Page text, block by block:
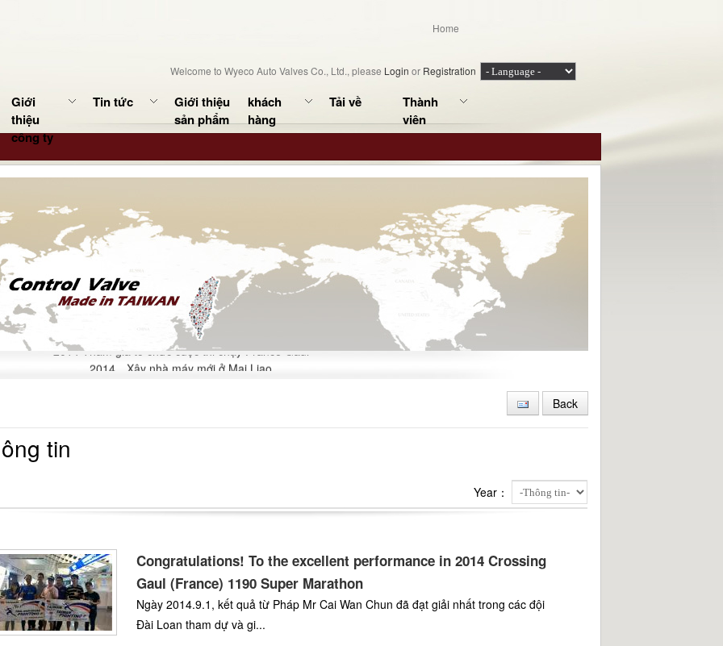
Home
Welcome to Wyeco Auto Valves Co., Ltd., please Login or Registration
Giới
thiệu
công ty
Tin tức
Giới thiệu
sản phẩm
khách
hàng
Tải về
Thành
viên
To the excellent performance in 2014 Crossing Gaul (France) 1190 Super Marathon
2014 Tham gia tổ chức cuộc thi chạy France Gaul
2014 Xây nhà máy mới ở Mai Liao
Nhận được chứng nhận DNV CE pressure vessel certificate
Back
tin
Year：
Congratulations! To the excellent performance in 2014 Crossing
Gaul (France) 1190 Super Marathon
Ngày 2014.9.1, kết quả từ Pháp Mr Cai Wan Chun đã đạt giải nhất trong các đội
Đài Loan tham dự và gi...